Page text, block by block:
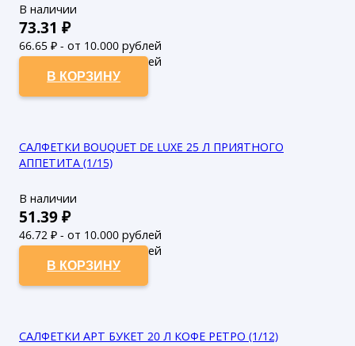
В наличии
73.31 ₽
66.65 ₽ - от 10.000 рублей
60.59₽ - от 50.000 рублей
В КОРЗИНУ
САЛФЕТКИ BOUQUET DE LUXE 25 Л ПРИЯТНОГО
АППЕТИТА (1/15)
В наличии
51.39₽
46.72 ₽ - от 10.000 рублей
42.47₽ - от 50.000 рублей
В КОРЗИНУ
САЛФЕТКИ АРТ БУКЕТ 20 Л КОФЕ РЕТРО (1/12)